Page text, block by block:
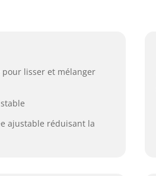
lisser et mélanger
ajustable réduisant la